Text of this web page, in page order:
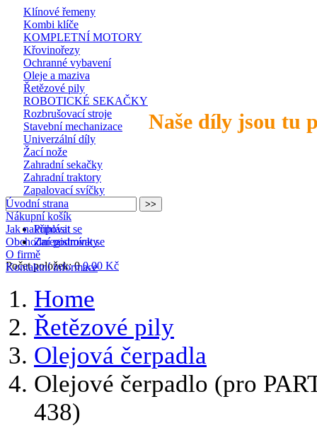
Naše díly jsou tu
Klínové řemeny
Kombi klíče
KOMPLETNÍ MOTORY
Křovinořezy
Ochranné vybavení
Oleje a maziva
Řetězové pily
ROBOTICKÉ SEKAČKY
Rozbrušovací stroje
Stavební mechanizace
Univerzální díly
Žací nože
Zahradní sekačky
Zahradní traktory
Zapalovací svíčky
Přihlásit se
Zaregistrovat se
Počet položek: 0 0,00 Kč
Úvodní strana
Nákupní košík
Jak nakupovat
Obchodní podmínky
O firmě
Kontaktní informace
Home
Řetězové pily
Olejová čerpadla
Olejové čerpadlo (pro
438)